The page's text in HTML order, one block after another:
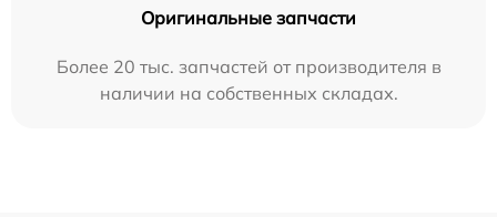
Оригинальные запчасти
Более 20 тыс. запчастей от производителя в
наличии на собственных складах.